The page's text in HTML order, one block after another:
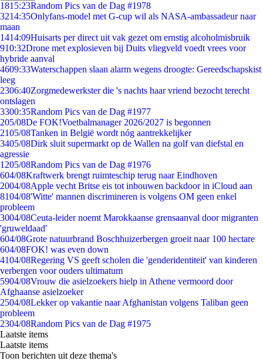
1815:23Random Pics van de Dag #1978
3214:35Onlyfans-model met G-cup wil als NASA-ambassadeur naar
maan
1414:09Huisarts per direct uit vak gezet om ernstig alcoholmisbruik
910:32Drone met explosieven bij Duits vliegveld voedt vrees voor
hybride aanval
4609:33Waterschappen slaan alarm wegens droogte: Gereedschapskist
leeg
2306:40Zorgmedewerkster die 's nachts haar vriend bezocht terecht
ontslagen
3300:35Random Pics van de Dag #1977
205/08De FOK!Voetbalmanager 2026/2027 is begonnen
2105/08Tanken in België wordt nóg aantrekkelijker
3405/08Dirk sluit supermarkt op de Wallen na golf van diefstal en
agressie
1205/08Random Pics van de Dag #1976
604/08Kraftwerk brengt ruimteschip terug naar Eindhoven
2004/08Apple vecht Britse eis tot inbouwen backdoor in iCloud aan
8104/08'Witte' mannen discrimineren is volgens OM geen enkel
probleem
3004/08Ceuta-leider noemt Marokkaanse grensaanval door migranten
'gruweldaad'
604/08Grote natuurbrand Boschhuizerbergen groeit naar 100 hectare
604/08FOK! was even down
4104/08Regering VS geeft scholen die 'genderidentiteit' van kinderen
verbergen voor ouders ultimatum
5904/08Vrouw die asielzoekers hielp in Athene vermoord door
Afghaanse asielzoeker
2504/08Lekker op vakantie naar Afghanistan volgens Taliban geen
probleem
2304/08Random Pics van de Dag #1975
Laatste items
Laatste items
Toon berichten uit deze thema's